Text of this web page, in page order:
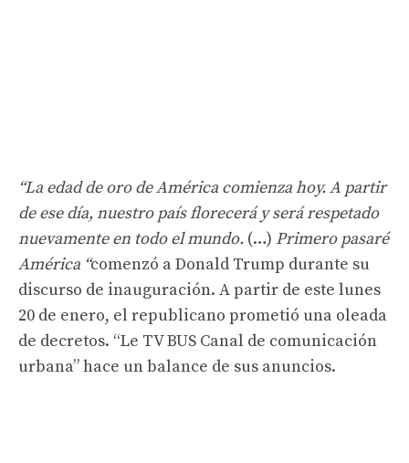
“La edad de oro de América comienza hoy. A partir
de ese día, nuestro país florecerá y será respetado
nuevamente en todo el mundo. (…) Primero pasaré
América “comenzó a Donald Trump durante su
discurso de inauguración. A partir de este lunes
20 de enero, el republicano prometió una oleada
de decretos. “Le TV BUS Canal de comunicación
urbana” hace un balance de sus anuncios.